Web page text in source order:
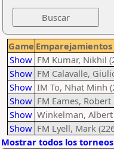
Game
Show FM Kumar, Nikhil
Show FM Calavalle,
Show IM To, Nhat Minh
Show FM Eames, Robert
Show Winkelman, Albert
Show FM Lyell, Mark
Mostrar todos los